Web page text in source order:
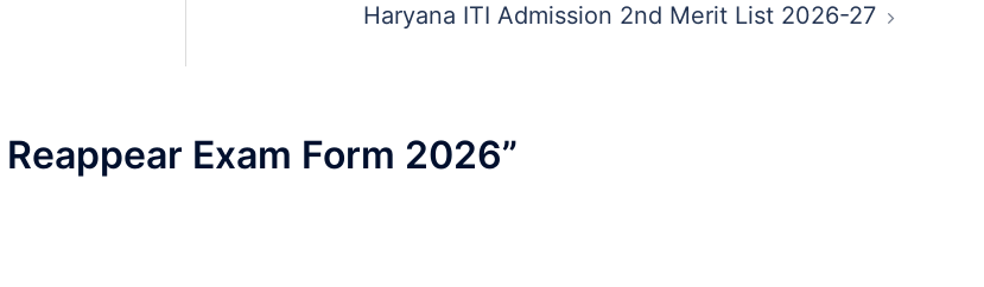
Haryana ITI Admission 2nd Merit List 2026-27
Exam Form 2026”